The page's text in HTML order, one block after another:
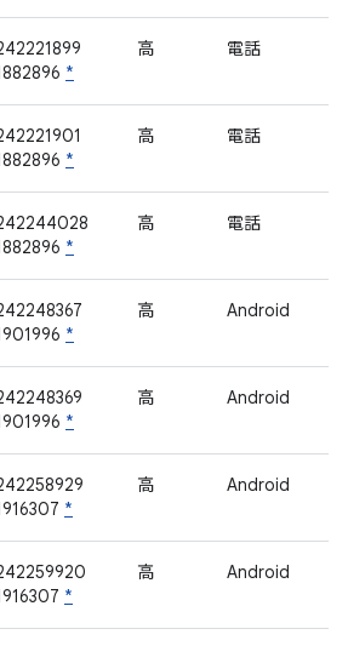
*
高 電話
*
高 電話
*
高 電話
*
高 Android
*
高 Android
*
高 Android
*
高 Android